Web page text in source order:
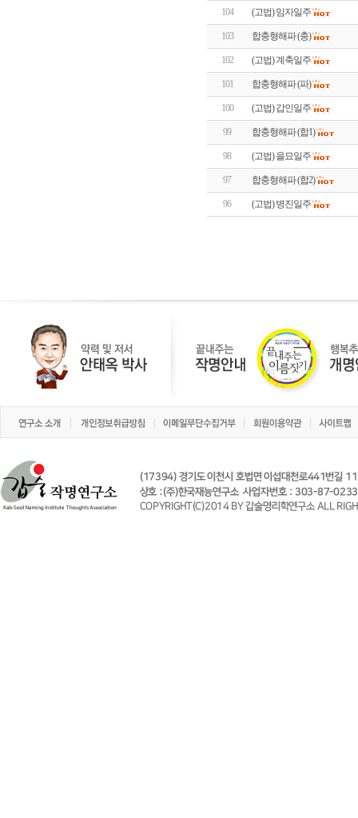
104 (고법) 임자일주
103 합충형해파 (충)
102 (고법) 계축일주
101 합충형해파 (파)
100 (고법) 갑인일주
99 합충형해파 (합1)
98 (고법) 을묘일주
97 합충형해파 (합2)
96 (고법) 병진일주